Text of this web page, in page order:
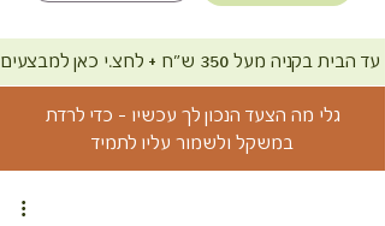
ש"ח + לחצ.י כאן למבצעים
גלי מה הצעד הנכון לך עכשיו - כדי לרדת
במשקל ולשמור עליו לתמיד